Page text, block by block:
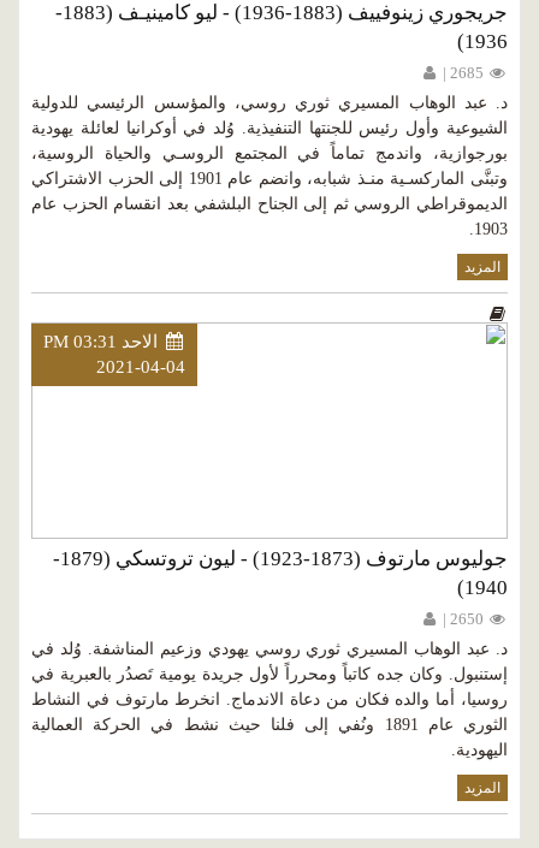
جريجوري زينوفييف (1883-1936) - ليو كامينيـف (1883-
1936)
د. عبد الوهاب المسيري ثوري روسي، والمؤسس الرئيسي للدولية
الشيوعية وأول رئيس للجنتها التنفيذية. وُلد في أوكرانيا لعائلة يهودية
بورجوازية، واندمج تماماً في المجتمع الروسـي والحياة الروسية،
وتبنَّى الماركسـية منـذ شبابه، وانضم عام 1901 إلى الحزب الاشتراكي
الديموقراطي الروسي ثم إلى الجناح البلشفي بعد انقسام الحزب عام
1903.
المزيد
الاحد PM 03:31
2021-04-04
جوليوس مارتوف (1873-1923) - ليون تروتسكي (1879-
1940)
د. عبد الوهاب المسيري ثوري روسي يهودي وزعيم المناشفة. وُلد في
إستنبول. وكان جده كاتباً ومحرراً لأول جريدة يومية تَصدُر بالعبرية في
روسيا، أما والده فكان من دعاة الاندماج. انخرط مارتوف في النشاط
الثوري عام 1891 ونُفي إلى فلنا حيث نشط في الحركة العمالية
اليهودية.
المزيد